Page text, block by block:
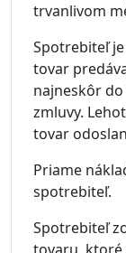
trvanlivom
Spotrebiteľ
tovar
najneskôr
zmluvy.
tovar
Priame
spotrebiteľ.
Spotrebiteľ